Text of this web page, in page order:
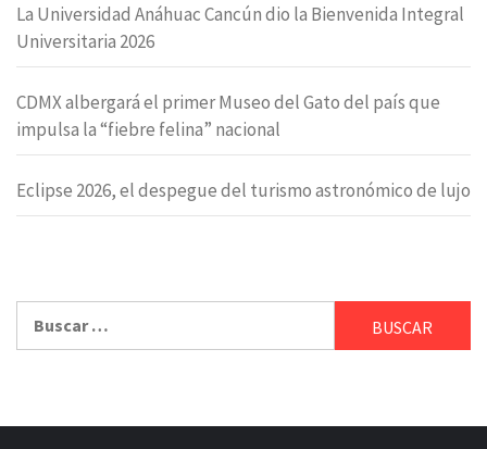
La Universidad Anáhuac Cancún dio la Bienvenida Integral
Universitaria 2026
CDMX albergará el primer Museo del Gato del país que
impulsa la “fiebre felina” nacional
Eclipse 2026, el despegue del turismo astronómico de lujo